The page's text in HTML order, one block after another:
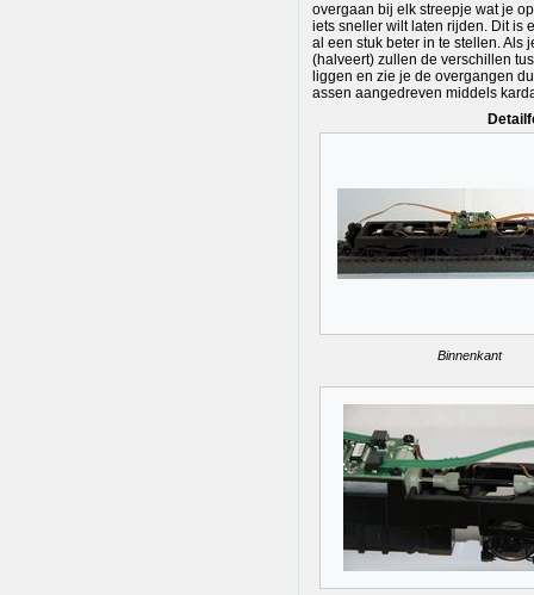
overgaan bij elk streepje wat je
iets sneller wilt laten rijden. Dit is
al een stuk beter in te stellen. Als
(halveert) zullen de verschillen
liggen en zie je de overgangen
assen aangedreven middels
Binnenkant